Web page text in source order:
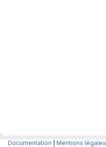
Documentation Mentions légales